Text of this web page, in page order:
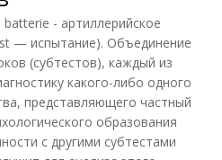
- артиллерийское
— испытание). Объединение
(субтестов), каждый из
какого-либо одного
представляющего частный
образования
с другими субтестами